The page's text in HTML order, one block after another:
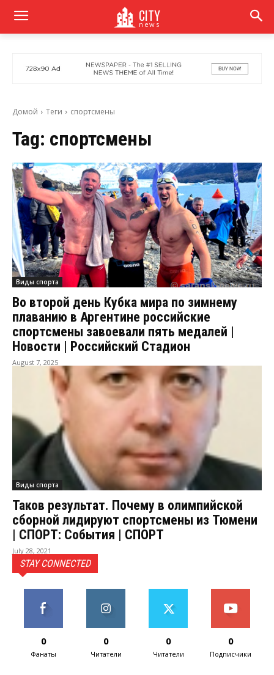
CITY
news
Домой Теги спортсмены
Tag: спортсмены
Виды спорта
Во второй день Кубка мира по зимнему
плаванию в Аргентине российские
спортсмены завоевали пять медалей |
Новости | Российский Стадион
August 7, 2025
Виды спорта
Таков результат. Почему в олимпийской
сборной лидируют спортсмены из Тюмени
| СПОРТ: События | СПОРТ
July 28, 2021
STAY CONNECTED
0
Фанаты
0
Читатели
0
Читатели
0
Подписчики